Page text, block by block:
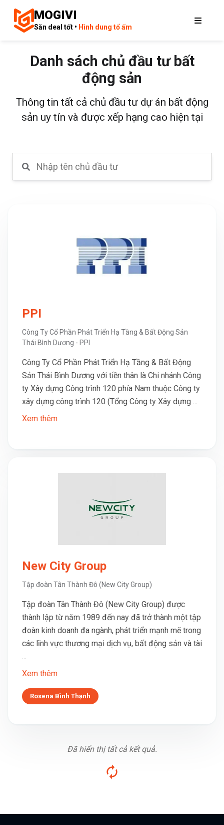
MOGIVI
Săn deal tốt • Hình dung tổ ấm
Danh sách chủ đầu tư bất
động sản
Thông tin tất cả chủ đầu tư dự án bất động
sản uy tín và được xếp hạng cao hiện tại
PPI
Công Ty Cổ Phần Phát Triển Hạ Tầng & Bất Động Sản
Thái Bình Dương - PPI
Công Ty Cổ Phần Phát Triển Hạ Tầng & Bất Động
Sản Thái Bình Dương với tiền thân là Chi nhánh Công
ty Xây dựng Công trình 120 phía Nam thuộc Công ty
xây dựng công trình 120 (Tổng Công ty Xây dựng ...
Xem thêm
New City Group
Tập đoàn Tân Thành Đô (New City Group)
Tập đoàn Tân Thành Đô (New City Group) được
thành lập từ năm 1989 đến nay đã trở thành một tập
đoàn kinh doanh đa ngành, phát triển mạnh mẽ trong
các lĩnh vực thương mại dịch vụ, bất động sản và tài
...
Xem thêm
Rosena Bình Thạnh
Đã hiển thị tất cả kết quả.